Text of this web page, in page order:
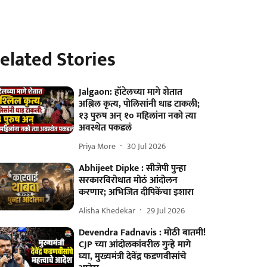
Stories
Jalgaon: हॉटेलच्या मागे शेतात
अश्लिल कृत्य, पोलिसांनी धाड टाकली;
१३ पुरुष अन् १० महिलांना नको त्या
अवस्थेत पकडलं
Priya More 30 Jul 2026
Abhijeet Dipke : सीजेपी पुन्हा
सरकारविरोधात मोठं आंदोलन
करणार; अभिजित दीपिकेंचा इशारा
Alisha Khedekar 29 Jul 2026
Devendra Fadnavis : मोठी बातमी!
CJP च्या आंदोलकांवरील गुन्हे मागे
घ्या, मुख्यमंत्री देवेंद्र फडणवीसांचे